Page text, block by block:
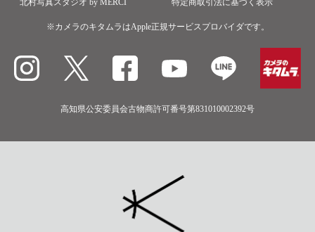
※カメラのキタムラはApple正規サービスプロバイダです。
高知県公安委員会古物商許可番号第831010002392号